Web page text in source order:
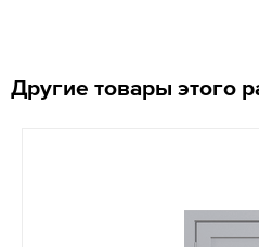
Другие товары этого